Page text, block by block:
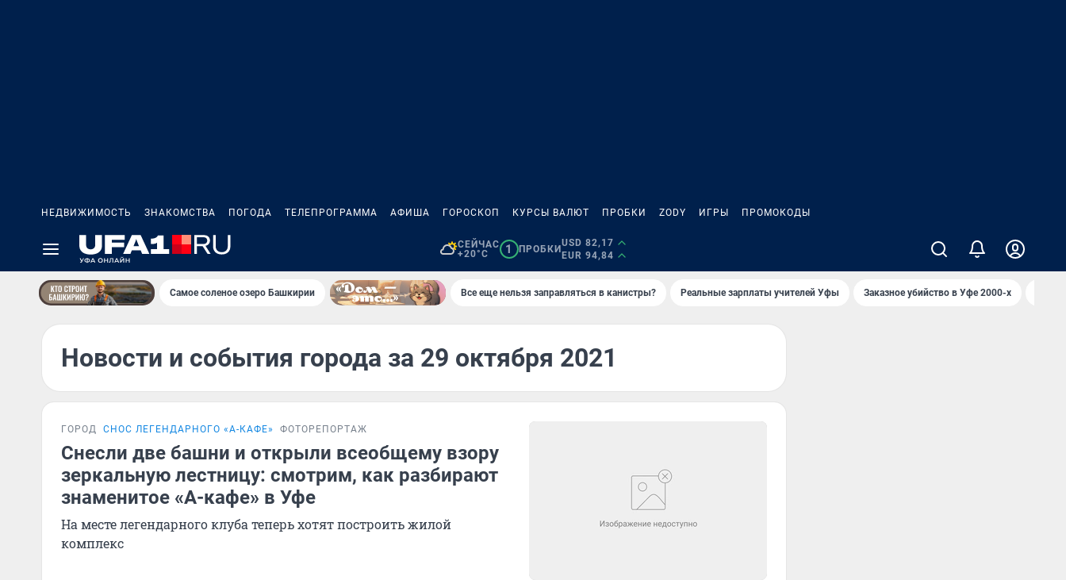
НЕДВИЖИМОСТЬ ЗНАКОМСТВА ПОГОДА ТЕЛЕПРОГРАММА АФИША ГОРОСКОП КУРСЫ ВАЛЮТ ПРОБКИ ZODY ИГРЫ ПРОМОКОДЫ
СЕЙЧАС
+20°C
1 ПРОБКИ
USD 82,17
EUR 94,84
Самое соленое озеро Башкирии Все еще нельзя заправляться в канистры? Реальные зарплаты учителей Уфы Заказное убийство в Уфе 2000-х
Новости и события города за 29 октября 2021
ГОРОД СНОС ЛЕГЕНДАРНОГО «А-КАФЕ» ФОТОРЕПОРТАЖ
Снесли две башни и открыли всеобщему взору
зеркальную лестницу: смотрим, как разбирают
знаменитое «А-кафе» в Уфе
На месте легендарного клуба теперь хотят построить жилой
комплекс